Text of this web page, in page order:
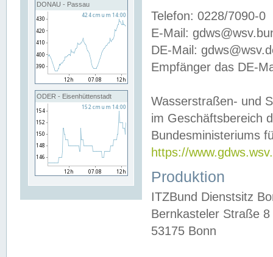
DONAU - Passau
ODER - Eisenhüttenstadt
Telefon: 0228/7090-0
E-Mail:
DE-Mail:
Empfänger das DE-
Wasserstraßen- und
im Geschäftsbereich
Bundesministeriums
https://
Produktion
ITZBund Dienstsitz
Bernkasteler Straße 8
53175 Bonn